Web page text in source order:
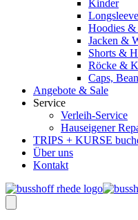
Kinder
Hoodies
Jacken &
Shorts &
Röcke &
Caps,
Angebote & Sale
Service
Verleih-Service
Hauseigener
TRIPS + KURSE
Über uns
Kontakt